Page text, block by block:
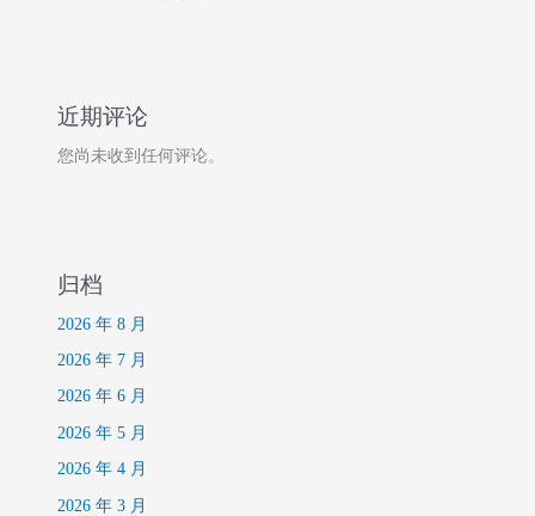
近期评论
您尚未收到任何评论。
归档
2026 年 8 月
2026 年 7 月
2026 年 6 月
2026 年 5 月
2026 年 4 月
2026 年 3 月